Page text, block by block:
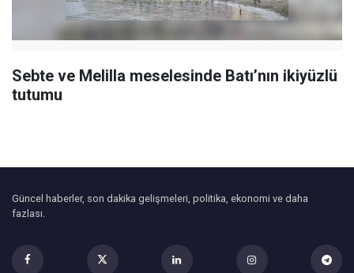
Sebte ve Melilla meselesinde Batı’nın ikiyüzlü
tutumu
Güncel haberler, son dakika gelişmeleri, politika, ekonomi ve daha
fazlası.